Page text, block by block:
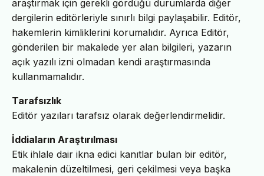
araştırmak için gerekli gördüğü durumlarda diğer
dergilerin editörleriyle sınırlı bilgi paylaşabilir. Editör,
hakemlerin kimliklerini korumalıdır. Ayrıca Editör,
gönderilen bir makalede yer alan bilgileri, yazarın
açık yazılı izni olmadan kendi araştırmasında
kullanmamalıdır.
Tarafsızlık
Editör yazıları tarafsız olarak değerlendirmelidir.
İddiaların Araştırılması
Etik ihlale dair ikna edici kanıtlar bulan bir editör,
makalenin düzeltilmesi, geri çekilmesi veya başka